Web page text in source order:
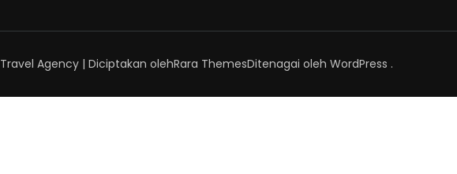
Travel Agency | Diciptakan olehRara ThemesDitenagai oleh WordPress .